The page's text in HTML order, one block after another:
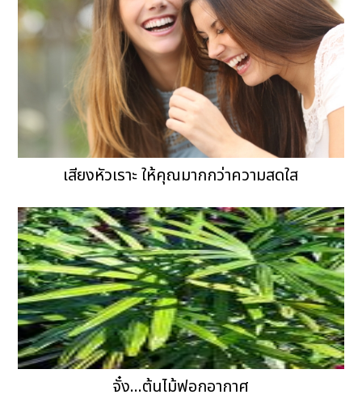
เสียงหัวเราะ ให้คุณมากกว่าความสดใส
จั๋ง...ต้นไม้ฟอกอากาศ